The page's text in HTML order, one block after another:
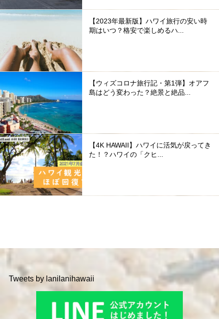
【2023年最新版】ハワイ旅行の安い時
期はいつ？格安で楽しめるハ...
【ウィズコロナ旅行記・第1弾】オアフ
島はどう変わった？絶景と絶品...
【4K HAWAII】ハワイに活気が戻ってき
た！？ハワイの「クヒ...
Tweets by lanilanihawaii